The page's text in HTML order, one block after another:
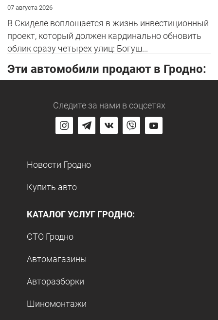
07 августа 2026
В Скиделе воплощается в жизнь инвестиционный
проект, который должен кардинально обновить
облик сразу четырех улиц: Богуш...
Эти автомобили продают в Гродно:
Следите за нами в соцсетях
Новости Гродно
Купить авто
КАТАЛОГ УСЛУГ ГРОДНО:
СТО Гродно
Автомагазины
Авторазборки
Шиномонтажи